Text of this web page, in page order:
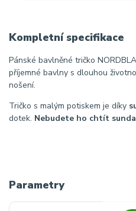
Kompletní specifikace
Pánské bavlněné tričko
příjemné bavlny s dlouhou
nošení.
Tričko s malým potiskem je díky
dotek. Nebudete ho chtít
Parametry